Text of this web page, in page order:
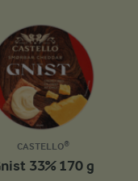
CASTELLO®
33% 170 g